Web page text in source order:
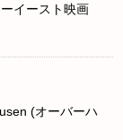
イースト映画
(オーバーハ